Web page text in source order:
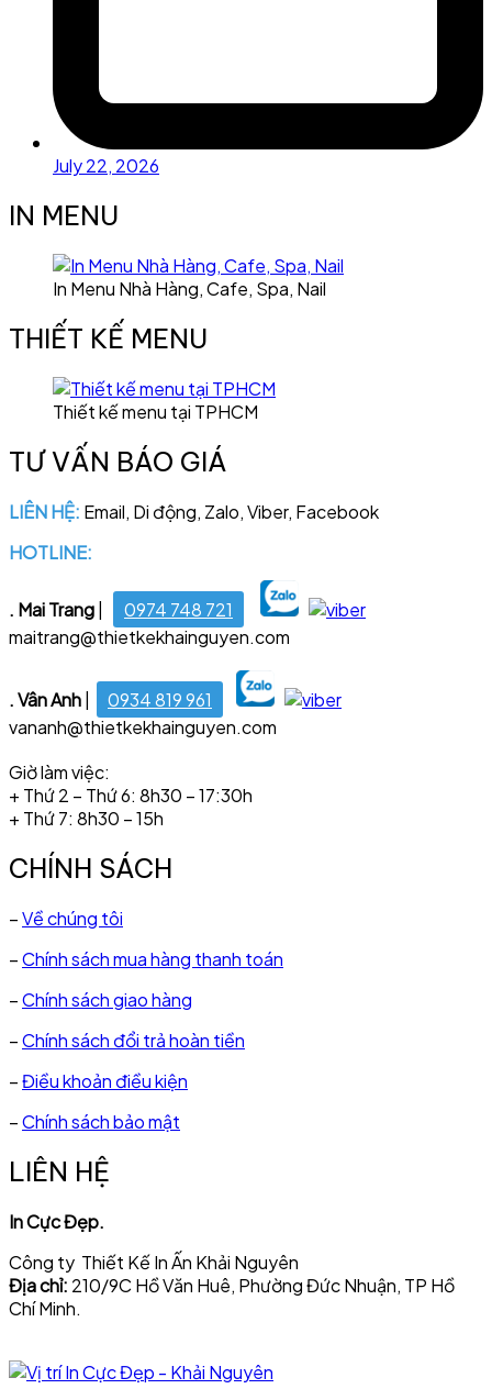
July 22, 2026
IN MENU
In Menu Nhà Hàng, Cafe, Spa, Nail
THIẾT KẾ MENU
Thiết kế menu tại TPHCM
TƯ VẤN BÁO GIÁ
LIÊN HỆ: Email, Di động, Zalo, Viber, Facebook
HOTLINE:
. Mai Trang|
0974 748 721
maitrang@thietkekhainguyen.com
. Vân Anh
0934 819 961
vananh@thietkekhainguyen.com
Giờ làm việc:
+ Thứ 2 – Thứ 6: 8h30 – 17:30h
+ Thứ 7: 8h30 – 15h
CHÍNH SÁCH
–Về chúng tôi
–Chính sách mua hàng thanh toán
–Chính sách giao hàng
–Chính sách đổi trả hoàn tiền
–Điều khoản điều kiện
–Chính sách bảo mật
LIÊN HỆ
In Cực Đẹp.
Công ty Thiết Kế In Ấn Khải Nguyên
Địa chỉ: 210/9C Hồ Văn Huê, Phường Đức Nhuận, TP Hồ
Chí Minh.